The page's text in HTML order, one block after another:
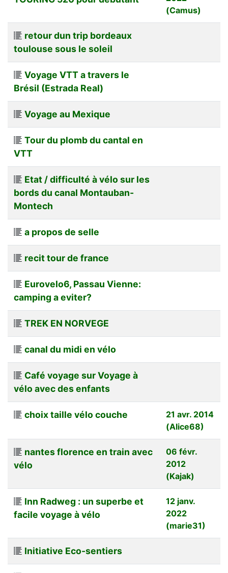
(Camus)
retour dun trip bordeaux
toulouse sous le soleil
Voyage VTT a travers le
Brésil (Estrada Real)
Voyage au Mexique
Tour du plomb du cantal en
VTT
Etat / difficulté à vélo sur les
bords du canal Montauban-
Montech
a propos de selle
recit tour de france
Eurovelo6, Passau Vienne:
camping a eviter?
TREK EN NORVEGE
canal du midi en vélo
Café voyage sur Voyage à
vélo avec des enfants
choix taille vélo couche
21 avr. 2014
(Alice68)
nantes florence en train avec
vélo
06 févr.
2012
(Kajak)
Inn Radweg : un superbe et
facile voyage à vélo
12 janv.
2022
(marie31)
Initiative Eco-sentiers